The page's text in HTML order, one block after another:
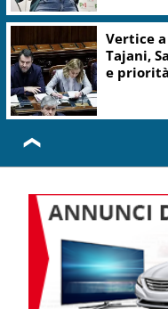
Conti
incassa
ottiene
❮